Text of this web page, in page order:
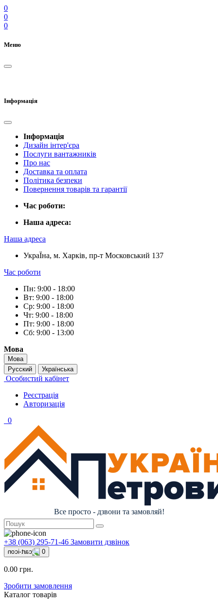
0
0
0
Меню
Інформація
Інформація
Дизайн інтер'єра
Послуги вантажників
Про нас
Доставка та оплата
Політика безпеки
Повернення товарів та гарантії
Час роботи:
Наша адреса:
Наша адреса
УкраЇна, м. Харків, пр-т Московський 137
Час роботи
Пн: 9:00 - 18:00
Вт: 9:00 - 18:00
Ср: 9:00 - 18:00
Чт: 9:00 - 18:00
Пт: 9:00 - 18:00
Сб: 9:00 - 13:00
Мова
Мова
Русский
Українська
Особистий кабінет
Реєстрація
Авторизація
0
Все просто - дзвони та замовляй!
+38 (063) 295-71-46 Замовити дзвінок
0
0.00 грн.
Зробити замовлення
Каталог товарів